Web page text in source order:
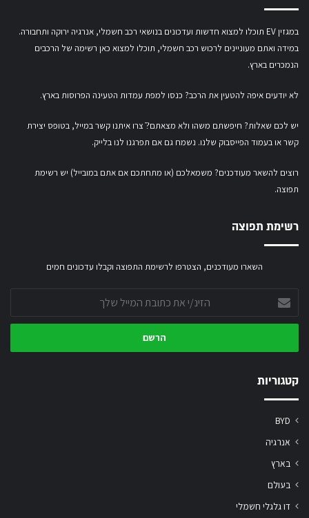
במגזין EV תוכלו למצוא חדשות ועדכונים בנושאי רכב חשמלי, אנרגיה ירוקה ותחבורה.
במידה ואתם מעוניינים לרכוש רכב חשמלי, תוכלו למצוא כאן רשימה של הרכבים
הנמכרים בארץ.
לא יודעים איפה להטעין את הרכב? כנסו למפת עמדות הטעינה הפרוסות בארץ.
יש לכם שאלות? חיפשתם משהו ולא מצאתם?ֿ צרו איתנו קשר במייל, בטופס יצירת
קשראובעמוד הפייסבוק שלנו. נשמח גם אם תפרגנו לנו בלייק.
רוצים להשאר מעודכנים? משמאלכם (או מתחתכם אם אתם במובייל) יש רשימת
תפוצה.
רשימת תפוצה
השארו מעודכנים, הצטרפו לרשימת התפוצה וקבלו עדכונים חמים
את
כתובת
שלך
קטגוריות
BYD
אנרגיה
בארץ
בעולם
דו גלגלי חשמלי